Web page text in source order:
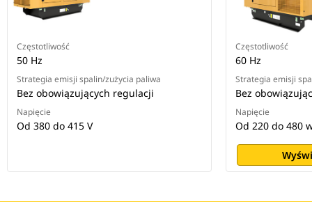
Częstotliwość
50 Hz
Strategia emisji spalin/zużycia paliwa
Bez obowiązujących regulacji
Napięcie
Od 380 do 415 V
Częstotliwość
60 Hz
Strategia emisji
Bez
Napięcie
Od 220 do 480